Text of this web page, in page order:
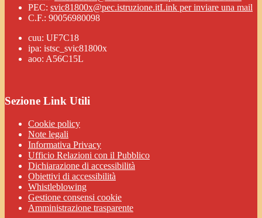
PEC: svic81800x@pec.istruzione.itLink per inviare una mail
C.F.: 90056980098
cuu: UF7C18
ipa: istsc_svic81800x
aoo: A56C15L
Sezione Link Utili
Cookie policy
Note legali
Informativa Privacy
Ufficio Relazioni con il Pubblico
Dichiarazione di accessibilità
Obiettivi di accessibilità
Whistleblowing
Gestione consensi cookie
Amministrazione trasparente